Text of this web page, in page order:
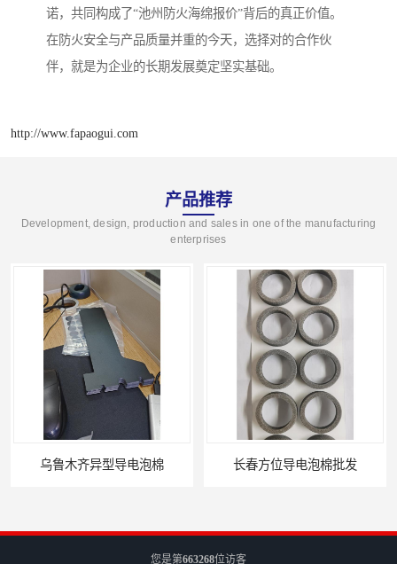
诺，共同构成了“池州防火海绵报价”背后的真正价值。
在防火安全与产品质量并重的今天，选择对的合作伙
伴，就是为企业的长期发展奠定坚实基础。
http://www.fapaogui.com
产品推荐
Development, design, production and sales in one of the manufacturing
enterprises
乌鲁木齐异型导电泡棉 长春方位导电泡棉批发
您是第663268位访客